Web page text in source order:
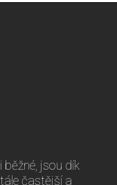
jsou dík
častější a